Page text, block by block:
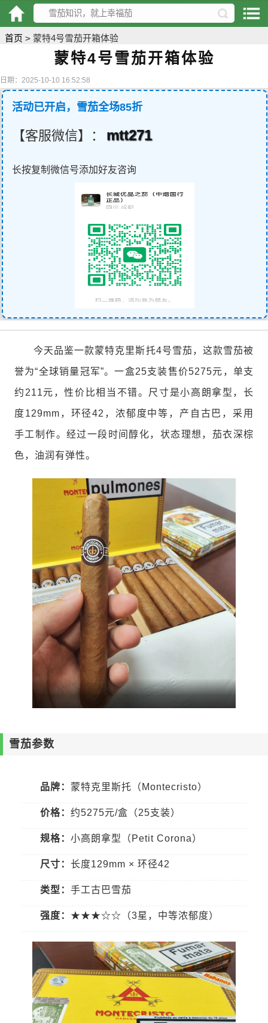
首页 > 蒙特4号雪茄开箱体验
蒙特4号雪茄开箱体验
日期：2025-10-10 16:52:58
活动已开启，雪茄全场85折
【客服微信】： mtt271
长按复制微信号添加好友咨询
今天品鉴一款蒙特克里斯托4号雪茄，这款雪茄被
誉为“全球销量冠军”。一盒25支装售价5275元，单支
约211元，性价比相当不错。尺寸是小高朗拿型，长
度129mm，环径42，浓郁度中等，产自古巴，采用
手工制作。经过一段时间醇化，状态理想，茄衣深棕
色，油润有弹性。
雪茄参数
品牌： 蒙特克里斯托（Montecristo）
价格： 约5275元/盒（25支装）
规格： 小高朗拿型（Petit Corona）
尺寸： 长度129mm × 环径42
类型： 手工古巴雪茄
强度： ★★★☆☆（3星，中等浓郁度）